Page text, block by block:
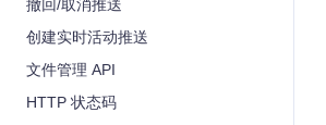
撤回/取消推送
创建实时活动推送
文件管理 API
HTTP 状态码